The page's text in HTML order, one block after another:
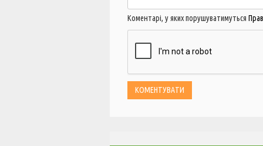
Коментарі, у яких порушуватимуться